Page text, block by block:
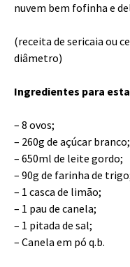
nuvem bem fofinha e
(receita de sericaia ou
diâmetro)
Ingredientes para
– 8 ovos;
– 260g de açúcar branco;
– 650ml de leite gordo;
– 90g de farinha de
– 1 casca de limão;
– 1 pau de canela;
– 1 pitada de sal;
– Canela em pó q.b.